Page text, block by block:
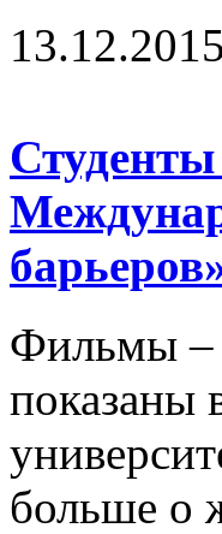
13.12.2015
Фильмы –
показаны
больше о